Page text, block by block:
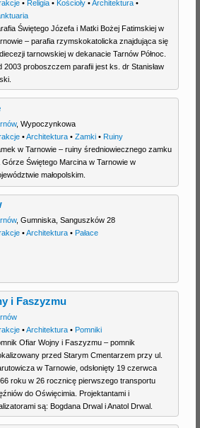
• Religia• Kościoły•Architektura•
Świętego Józefa i Matki Bożej Fatimskiej w
– parafia rzymskokatolicka znajdująca się
tarnowskiej w dekanacie Tarnów Północ.
2003 proboszczem parafii jest ks. dr Stanisław
, Wypoczynkowa
•Architektura• Zamki• Ruiny
w Tarnowie – ruiny średniowiecznego zamku
Górze Świętego Marcina w Tarnowie w
małopolskim.
, Gumniska, Sanguszków 28
•Architektura• Pałace
i Faszyzmu
•Architektura• Pomniki
Ofiar Wojny i Faszyzmu – pomnik
przed Starym Cmentarzem przy ul.
w Tarnowie, odsłonięty 19 czerwca
roku w 26 rocznicę pierwszego transportu
do Oświęcimia. Projektantami i
są: Bogdana Drwal i Anatol Drwal.